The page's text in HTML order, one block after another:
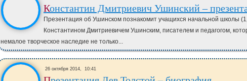
Константин Дмитриевич Ушинский –
Презентация об Ушинском познакомит учащихся начальной школы
Константином Дмитриевичем Ушинским, писателем и педагогом,
немалое творческое наследие не только...
26 октября 2014, 10:41